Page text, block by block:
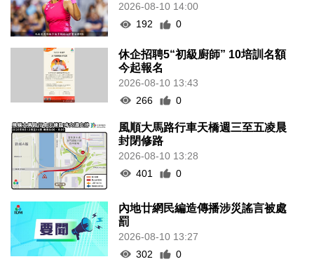
2026-08-10 14:00
192
0
休企招聘5“初級廚師” 10培訓名額
今起報名
2026-08-10 13:43
266
0
風順大馬路行車天橋週三至五凌晨
封閉修路
2026-08-10 13:28
401
0
內地廿網民編造傳播涉災謠言被處
罰
2026-08-10 13:27
302
0